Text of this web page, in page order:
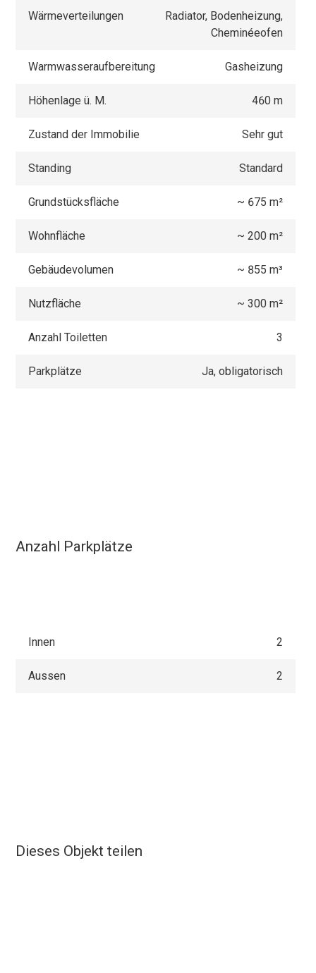
Wärmeverteilungen
Radiator, Bodenheizung,
Cheminéeofen
Warmwasseraufbereitung Gasheizung
Höhenlage ü. M. 460 m
Zustand der Immobilie Sehr gut
Standing Standard
Grundstücksfläche ~ 675 m²
Wohnfläche ~ 200 m²
Gebäudevolumen ~ 855 m³
Nutzfläche ~ 300 m²
Anzahl Toiletten 3
Parkplätze Ja, obligatorisch
Anzahl Parkplätze
Innen 2
Aussen 2
Dieses Objekt teilen